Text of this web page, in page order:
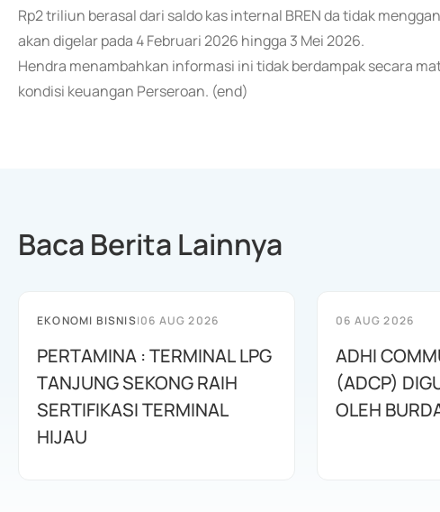
Rp2 triliun berasal dari saldo kas internal BREN da tidak
akan digelar pada 4 Februari 2026 hingga 3 Mei 2026.
Hendra menambahkan informasi ini tidak berdampak secara
kondisi keuangan Perseroan. (end)
Baca Berita Lainnya
EKONOMI BISNIS|06 AUG 2026
PERTAMINA : TERMINAL LPG
TANJUNG SEKONG RAIH
SERTIFIKASI TERMINAL
HIJAU
06 AUG 2026
ADHI
(ADCP)
OLEH